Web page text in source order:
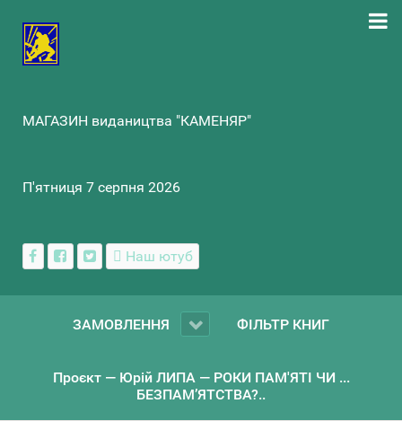
МАГАЗИН видаництва "КАМЕНЯР"
П'ятниця 7 серпня 2026
Наш ютуб
ЗАМОВЛЕННЯ ФІЛЬТР КНИГ
Проєкт — Юрій ЛИПА — РОКИ ПАМ'ЯТІ ЧИ ...
БЕЗПАМ’ЯТСТВА?..